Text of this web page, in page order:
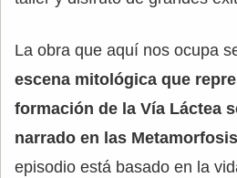
La obra que aquí nos ocupa
escena mitológica que
formación de la Vía Láctea
narrado en las
episodio está basado en la